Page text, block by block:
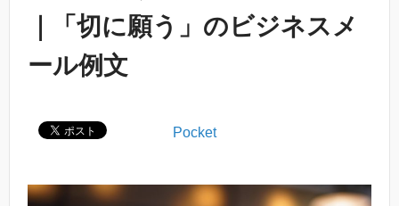
｜「切に願う」のビジネスメ
ール例文
Pocket